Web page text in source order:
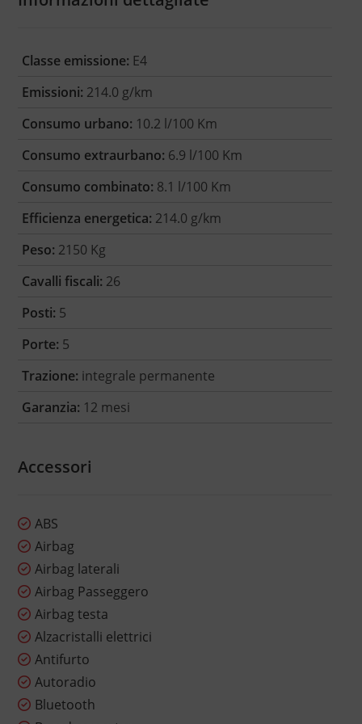
Classe emissione: E4
Emissioni: 214.0 g/km
Consumo urbano: 10.2 l/100 Km
Consumo extraurbano: 6.9 l/100 Km
Consumo combinato: 8.1 l/100 Km
Efficienza energetica: 214.0 g/km
Peso: 2150 Kg
Cavalli fiscali: 26
Posti: 5
Porte: 5
Trazione: integrale permanente
Garanzia: 12 mesi
Accessori
ABS
Airbag
Airbag laterali
Airbag Passeggero
Airbag testa
Alzacristalli elettrici
Antifurto
Autoradio
Bluetooth